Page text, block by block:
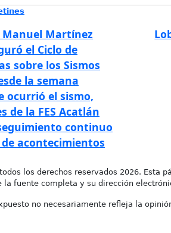
Manuel Martínez
el Ciclo de
sobre los Sismos
la semana
ocurrió el sismo,
de la FES Acatlán
continuo
acontecimientos
los derechos reservados 2026. Esta
la fuente completa y su dirección
no necesariamente refleja la